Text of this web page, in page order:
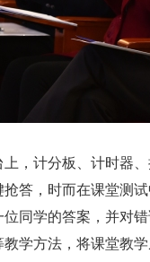
计分板、计时器、
抢答，时而在课堂测
位同学的答案，并对
学方法，将课堂教